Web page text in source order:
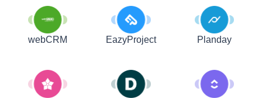
webCRM EazyProject Planday